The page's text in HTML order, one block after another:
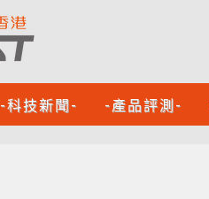
-科技新聞- -產品評測-